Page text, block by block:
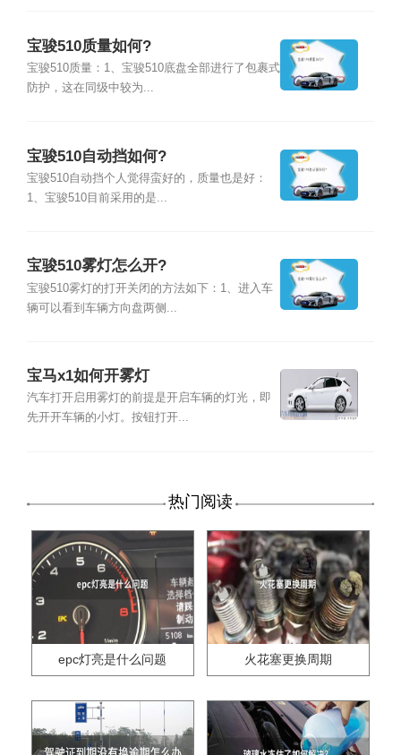
宝骏510质量如何?
宝骏510质量：1、宝骏510底盘全部进行了包裹式
防护，这在同级中较为...
宝骏510自动挡如何?
宝骏510自动挡个人觉得蛮好的，质量也是好：
1、宝骏510目前采用的是...
宝骏510雾灯怎么开?
宝骏510雾灯的打开关闭的方法如下：1、进入车
辆可以看到车辆方向盘两侧...
宝马x1如何开雾灯
汽车打开启用雾灯的前提是开启车辆的灯光，即
先开开车辆的小灯。按钮打开...
热门阅读
epc灯亮是什么问题 火花塞更换周期